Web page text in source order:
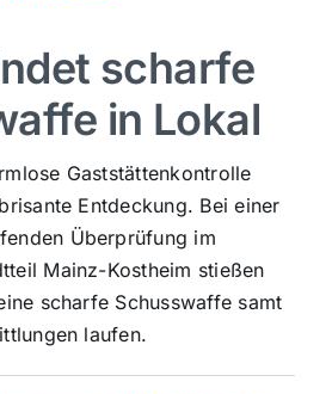
scharfe
in Lokal
Gaststättenkontrolle
Entdeckung. Bei einer
Überprüfung im
Mainz-Kostheim stießen
scharfe Schusswaffe samt
laufen.